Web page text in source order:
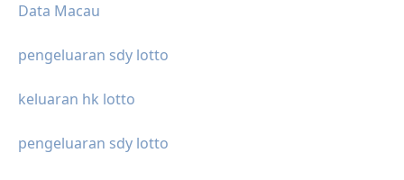
Data Macau
pengeluaran sdy lotto
keluaran hk lotto
pengeluaran sdy lotto